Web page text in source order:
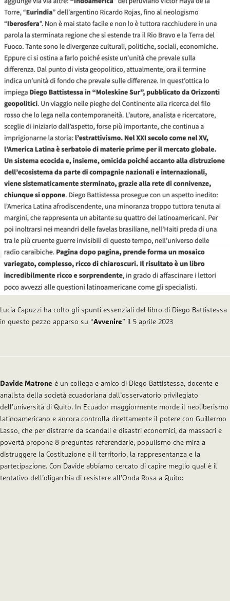
Lucia Capuzzi ha colto gli spunti essenziali del libro di Diego Battistessa
in questo pezzo apparso su “Avvenire” il 5 aprile 2023
Davide Matrone è un collega e amico di Diego Battistessa, docente e
analista della società ecuadoriana dall’osservatorio privilegiato
dell’università di Quito. In Ecuador maggiormente morde il neoliberismo
latinoamericano e ancora controlla direttamente il potere con Guillermo
Lasso, che per distrarre da scandali e disastri economici, da massacri e
povertà propone 8 preguntas referendarie, populismo che mira a
distruggere la Costituzione e il territorio, la rappresentanza e la
partecipazione. Con Davide abbiamo cercato di capire meglio qual è il
tentativo dell’oligarchia di resistere all’Onda Rosa a Quito: